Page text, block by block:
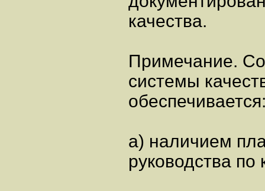
качества.
Примечание.
системы
а) наличием
руководства по